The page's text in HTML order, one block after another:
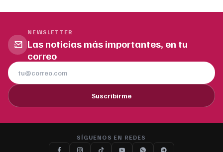
NEWSLETTER
Las noticias más importantes, en tu
correo
Suscribirme
SÍGUENOS EN REDES